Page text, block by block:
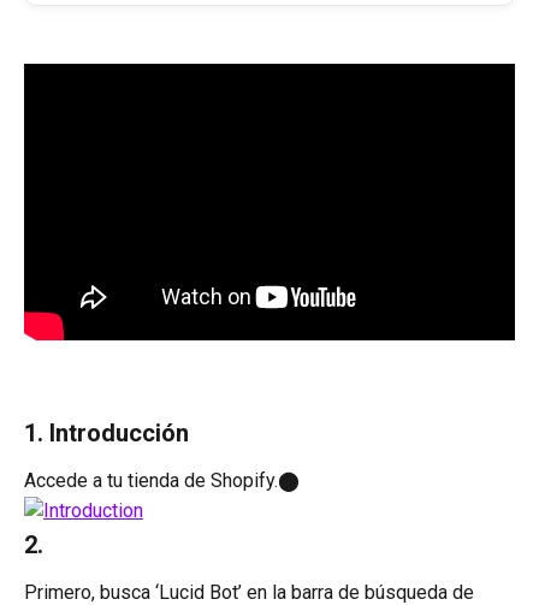
1. Introducción
Accede a tu tienda de Shopify.​⬤
2.
Primero, busca ‘Lucid Bot’ en la barra de búsqueda de